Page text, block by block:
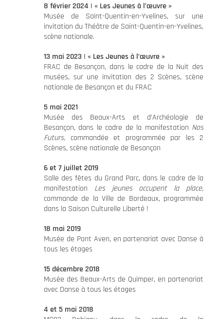
8 février 2024 | « Les Jeunes à l’œuvre »
Musée de Saint-Quentin-en-Yvelines, sur une
invitation du Théâtre de Saint-Quentin-en-Yvelines,
scène nationale.
13 mai 2023 | « Les Jeunes à l’œuvre »
FRAC de Besançon, dans le cadre de la Nuit des
musées, sur une invitation des 2 Scènes, scène
nationale de Besançon et du FRAC
5 mai 2021
Musée des Beaux-Arts et d’Archéologie de
Besançon, dans le cadre de la manifestation Nos
Futurs, commandée et programmée par les 2
Scènes, scène nationale de Besançon
6 et 7 juillet 2019
Salle des fêtes du Grand Parc, dans le cadre de la
manifestation Les jeunes occupent la place,
commande de la Ville de Bordeaux, programmée
dans la Saison Culturelle Liberté !
18 mai 2019
Musée de Pont Aven, en partenariat avec Danse à
tous les étages
15 décembre 2018
Musée des Beaux-Arts de Quimper, en partenariat
avec Danse à tous les étages
4 et 5 mai 2018